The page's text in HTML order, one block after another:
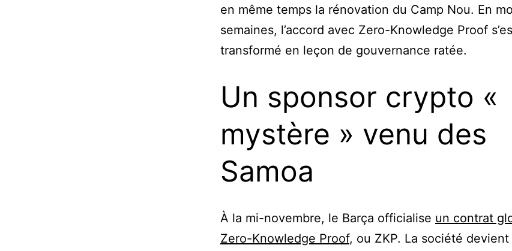
en même temps la rénovation du Camp Nou. En
semaines, l’accord avec Zero-Knowledge Proof
transformé en leçon de gouvernance ratée.
Un sponsor crypto «
mystère » venu des
Samoa
À la mi-novembre, le Barça officialise un contrat
Zero-Knowledge Proof, ou ZKP. La société